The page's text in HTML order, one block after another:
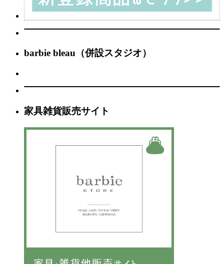
barbie bleau（併設スタジオ）
家具雑貨販売サイト